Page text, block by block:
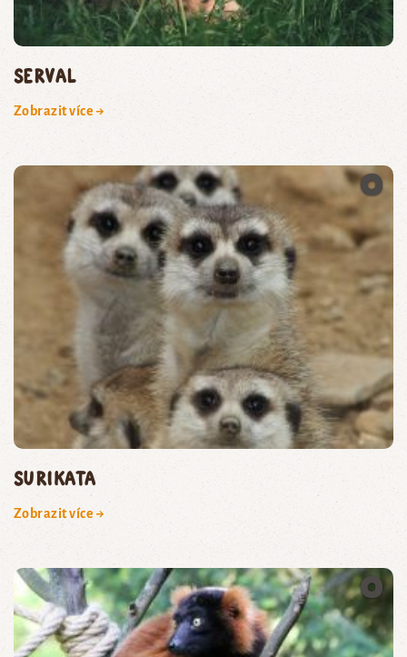
serval
Zobrazit více →
surikata
Zobrazit více →